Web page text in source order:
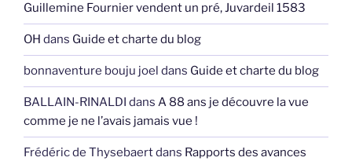
Guillemine Fournier vendent un pré, Juvardeil 1583
OH dans Guide et charte du blog
bonnaventure bouju joel dans Guide et charte du blog
BALLAIN-RINALDI dans A 88 ans je découvre la vue
comme je ne l’avais jamais vue !
Frédéric de Thysebaertdans Rapports des avances